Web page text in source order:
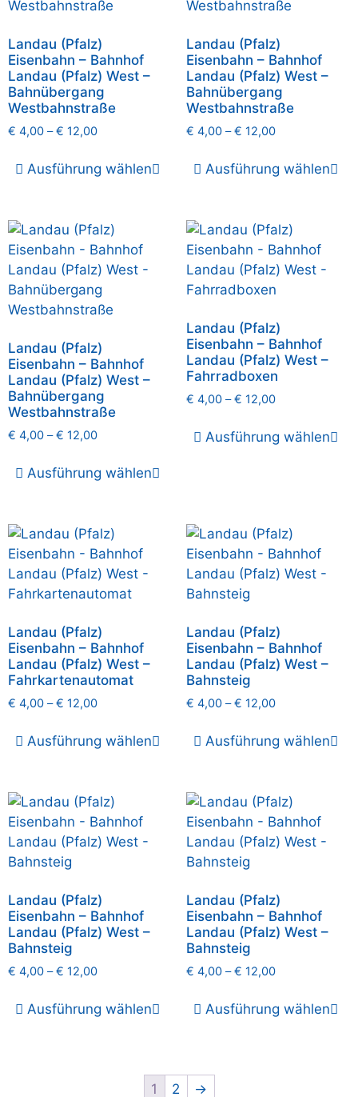
Landau (Pfalz)
Eisenbahn – Bahnhof
Landau (Pfalz) West –
Bahnübergang
Westbahnstraße
€ 4,00 –€ 12,00
Ausführung wählen
Landau (Pfalz)
Eisenbahn – Bahnhof
Landau (Pfalz) West –
Bahnübergang
Westbahnstraße
€ 4,00–€ 12,00
Ausführung wählen
Landau (Pfalz)
Eisenbahn – Bahnhof
Landau (Pfalz) West –
Bahnübergang
Westbahnstraße
€ 4,00 –€ 12,00
Ausführung wählen
Landau (Pfalz)
Eisenbahn – Bahnhof
Landau (Pfalz) West –
Fahrradboxen
€ 4,00–€ 12,00
Ausführung wählen
Landau (Pfalz)
Eisenbahn – Bahnhof
Landau (Pfalz) West –
Fahrkartenautomat
€ 4,00 –€ 12,00
Ausführung wählen
Landau (Pfalz)
Eisenbahn – Bahnhof
Landau (Pfalz) West –
Bahnsteig
€ 4,00–€ 12,00
Ausführung wählen
Landau (Pfalz)
Eisenbahn – Bahnhof
Landau (Pfalz) West –
Bahnsteig
€ 4,00 –€ 12,00
Ausführung wählen
Landau (Pfalz)
Eisenbahn – Bahnhof
Landau (Pfalz) West –
Bahnsteig
€ 4,00–€ 12,00
Ausführung wählen
1 2 →